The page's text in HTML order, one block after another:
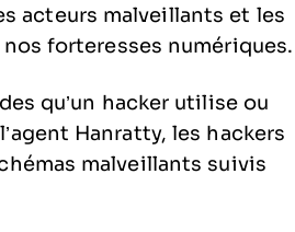
acteurs malveillants et les
forteresses numériques.
qu’un hacker utilise ou
Hanratty, les hackers
malveillants suivis